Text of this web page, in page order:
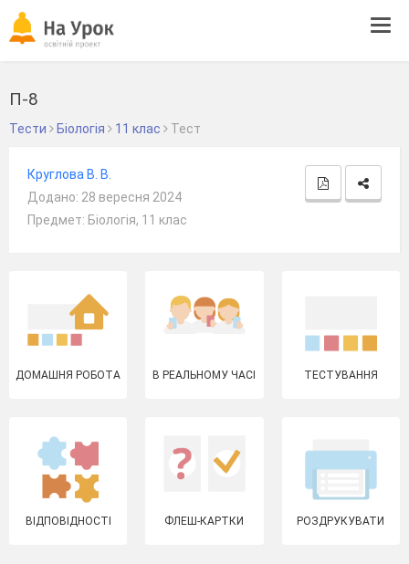
П-8
Тести Біологія 11 клас Тест
Круглова В. В.
Додано: 28 вересня 2024
Предмет: Біологія, 11 клас
ДОМАШНЯ РОБОТА В РЕАЛЬНОМУ ЧАСІ ТЕСТУВАННЯ
ВІДПОВІДНОСТІ ФЛЕШ-КАРТКИ РОЗДРУКУВАТИ